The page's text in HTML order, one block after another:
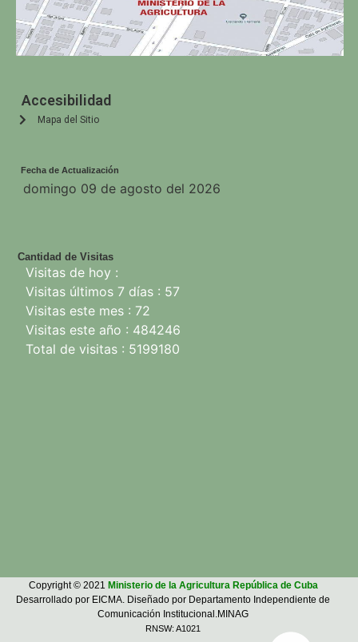
Accesibilidad
Mapa del Sitio
Fecha de Actualización
Cantidad de Visitas
Visitas de hoy :
Visitas últimos 7 días : 57
Visitas este mes : 72
Visitas este año : 484246
Total de visitas : 5199180
domingo 09 de agosto del 2026
Copyright © 2021 Ministerio de la Agricultura República de Cuba
Desarrollado por EICMA. Diseñado por Departamento Independiente de
Comunicación Institucional.MINAG
RNSW: A1021